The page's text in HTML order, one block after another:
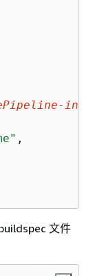
,
文件